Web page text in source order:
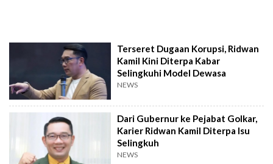
Terseret Dugaan Korupsi, Ridwan
Kamil Kini Diterpa Kabar
Selingkuhi Model Dewasa
NEWS
Dari Gubernur ke Pejabat Golkar,
Karier Ridwan Kamil Diterpa Isu
Selingkuh
NEWS